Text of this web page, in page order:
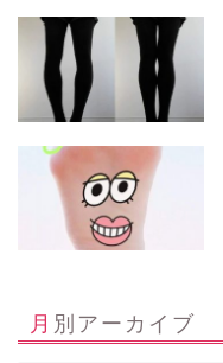
月別アーカイブ